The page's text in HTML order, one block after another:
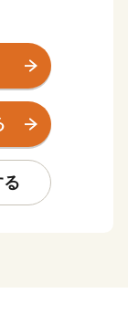
肥えた土壌、
い食べ物が育
、みずみずし
り豊かな食材